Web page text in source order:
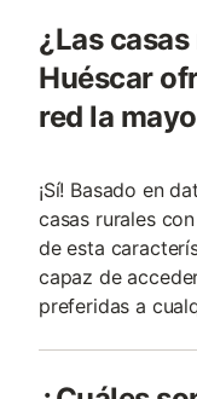
¿Las
Huéscar
red la
¡Sí! Basado en
casas rurales
de esta
capaz de
preferidas a